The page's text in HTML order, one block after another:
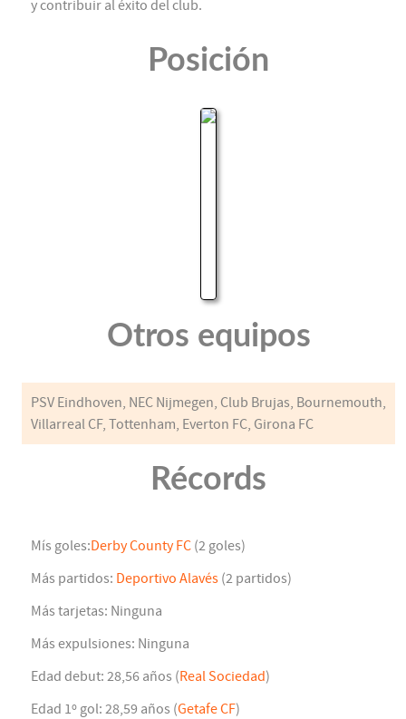
y contribuir al éxito del club.
Posición
Otros equipos
PSV Eindhoven, NEC Nijmegen, Club Brujas, Bournemouth,
Villarreal CF, Tottenham, Everton FC, Girona FC
Récords
Mís goles:Derby County FC (2 goles)
Más partidos: Deportivo Alavés (2 partidos)
Más tarjetas: Ninguna
Más expulsiones: Ninguna
Edad debut: 28,56 años (Real Sociedad)
Edad 1º gol: 28,59 años (Getafe CF)